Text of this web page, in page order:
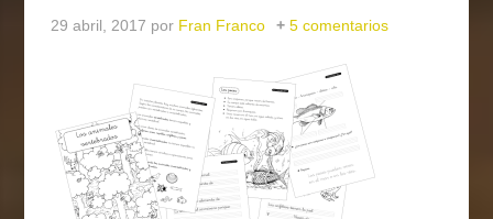
29 abril, 2017 por Fran Franco 5 comentarios